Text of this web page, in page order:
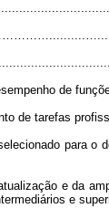
de
de tarefas
para
e da
e